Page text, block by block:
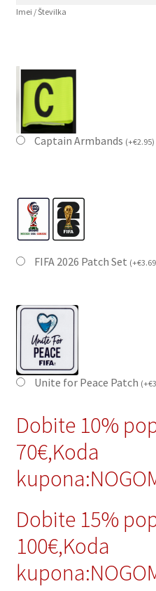
Imei / Številka
Captain Armbands (+€2.95)
FIFA 2026 Patch Set (+€3.69
Unite for Peace Patch (+€
Dobite 10%
70€,Koda
Dobite 15%
100€,Koda